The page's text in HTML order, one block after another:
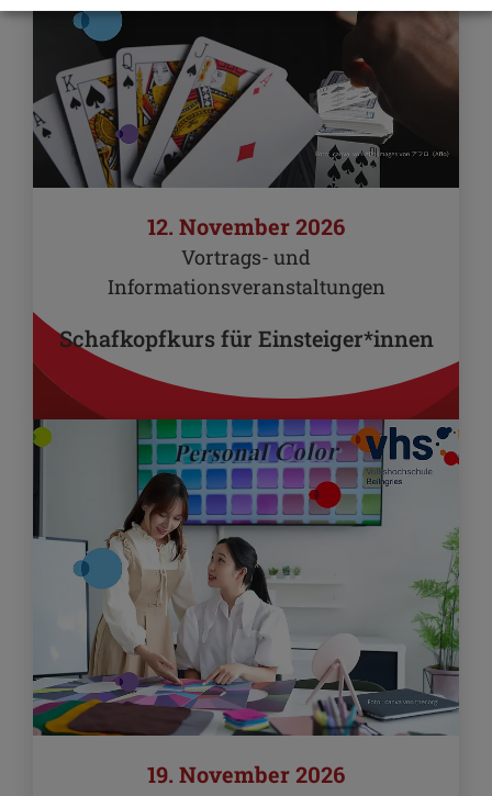
12. November 2026
Vortrags- und
Informationsveranstaltungen
Schafkopfkurs für Einsteiger*innen
19. November 2026